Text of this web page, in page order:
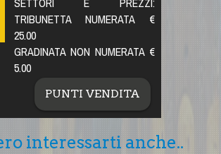
TRIBUNETTA NUMERATA €
25.00
GRADINATA NON NUMERATA €
5.00
PUNTI VENDITA
interessarti anche..